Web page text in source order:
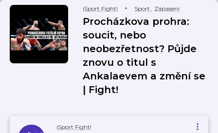
iSport Fight! Sport, Zápasení
Procházkova prohra:
soucit, nebo
neobezřetnost? Půjde
znovu o titul s
Ankalaevem a změní se
| Fight!
iSport Fight!